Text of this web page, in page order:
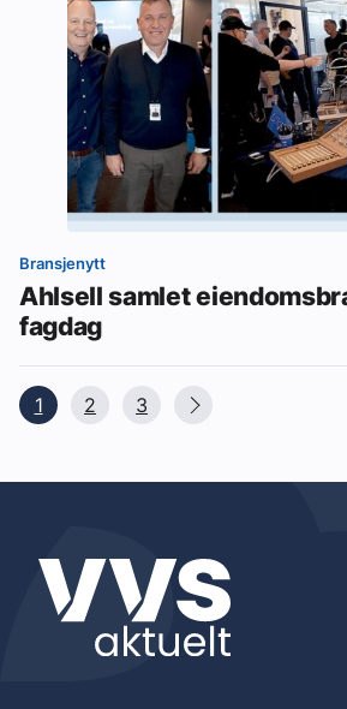
Bransjenytt
Ahlsell samlet
fagdag
1 2 3